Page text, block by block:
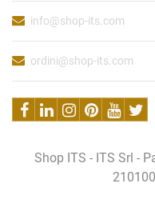
info@shop-its.com
ordini@shop-its.com
Shop ITS - ITS Srl -